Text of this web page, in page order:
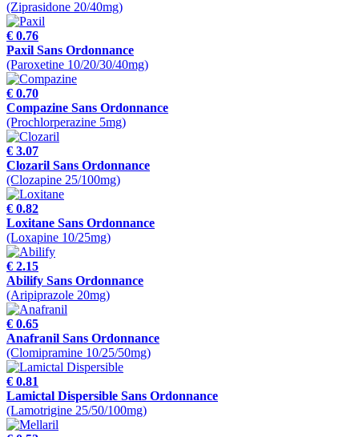
(Ziprasidone 20/40mg)
€ 0.76
Paxil Sans Ordonnance
(Paroxetine 10/20/30/40mg)
€ 0.70
Compazine Sans Ordonnance
(Prochlorperazine 5mg)
€ 3.07
Clozaril Sans Ordonnance
(Clozapine 25/100mg)
€ 0.82
Loxitane Sans Ordonnance
(Loxapine 10/25mg)
€ 2.15
Abilify Sans Ordonnance
(Aripiprazole 20mg)
€ 0.65
Anafranil Sans Ordonnance
(Clomipramine 10/25/50mg)
€ 0.81
Lamictal Dispersible Sans Ordonnance
(Lamotrigine 25/50/100mg)